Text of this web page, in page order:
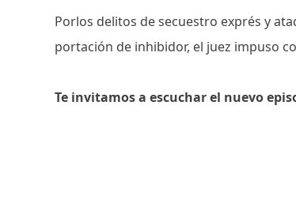
Porlos delitos de secuestro exprés y
portación de inhibidor, el juez impuso
Te invitamos a escuchar el nuevo